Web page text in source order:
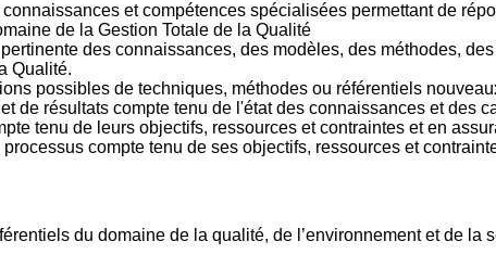
et compétences spécialisées permettant de
de la Gestion Totale de la Qualité
des connaissances, des modèles, des méthodes,
Qualité.
possibles de techniques, méthodes ou référentiels
de résultats compte tenu de l'état des connaissances et des
tenu de leurs objectifs, ressources et contraintes et en
compte tenu de ses objectifs, ressources et
du domaine de la qualité, de l’environnement et de la